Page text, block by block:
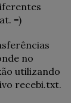
=)
no
utilizando
recebi.txt.